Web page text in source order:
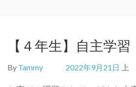
【４年生】自主学習
By Tammy 2022年9月21日 上